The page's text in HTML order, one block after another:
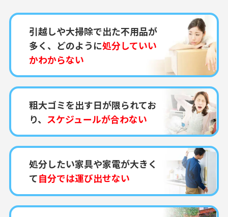
引越しや大掃除で出た不用品が
多く、どのように処分していい
かわからない
粗大ゴミを出す日が限られてお
り、 スケジュールが合わない
処分したい家具や家電が大きく
て自分では運び出せない